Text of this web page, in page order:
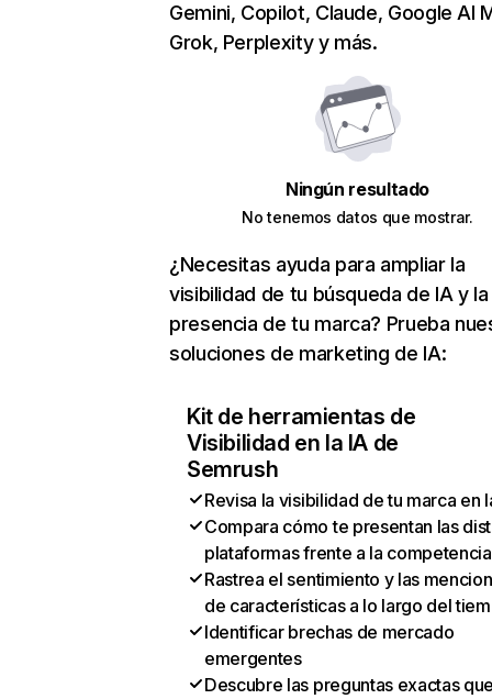
Gemini, Copilot, Claude, Google AI
Grok, Perplexity y más.
Ningún resultado
No tenemos datos que mostrar.
¿Necesitas ayuda para ampliar la
visibilidad de tu búsqueda de IA y la
presencia de tu marca? Prueba
soluciones de marketing de IA:
Kit de herramientas de
Visibilidad en la IA de
Semrush
Revisa la visibilidad de tu marca en
Compara cómo te presentan las
plataformas frente a la competencia
Rastrea el sentimiento y las
de características a lo largo del
Identificar brechas de mercado
emergentes
Descubre las preguntas exactas